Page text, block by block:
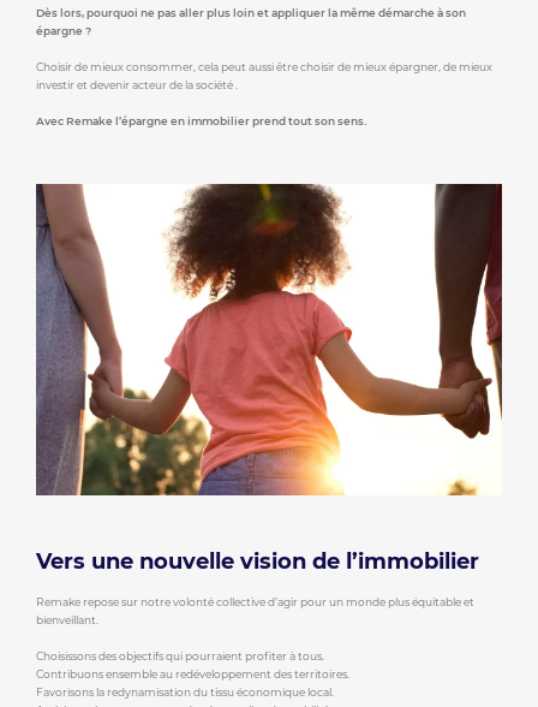
Dès lors, pourquoi ne pas aller plus loin et appliquer la même démarche à son
épargne ?
Choisir de mieux consommer, cela peut aussi être choisir de mieux épargner, de mieux
investir et devenir acteur de la société .
Avec Remake l’épargne en immobilier prend tout son sens.
Vers une nouvelle vision de l’immobilier
Remake repose sur notre volonté collective d’agir pour un monde plus équitable et
bienveillant.
Choisissons des objectifs qui pourraient profiter à tous.
Contribuons ensemble au redéveloppement des territoires.
Favorisons la redynamisation du tissu économique local.